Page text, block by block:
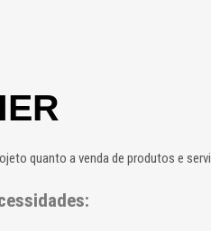
quanto a venda de produtos e